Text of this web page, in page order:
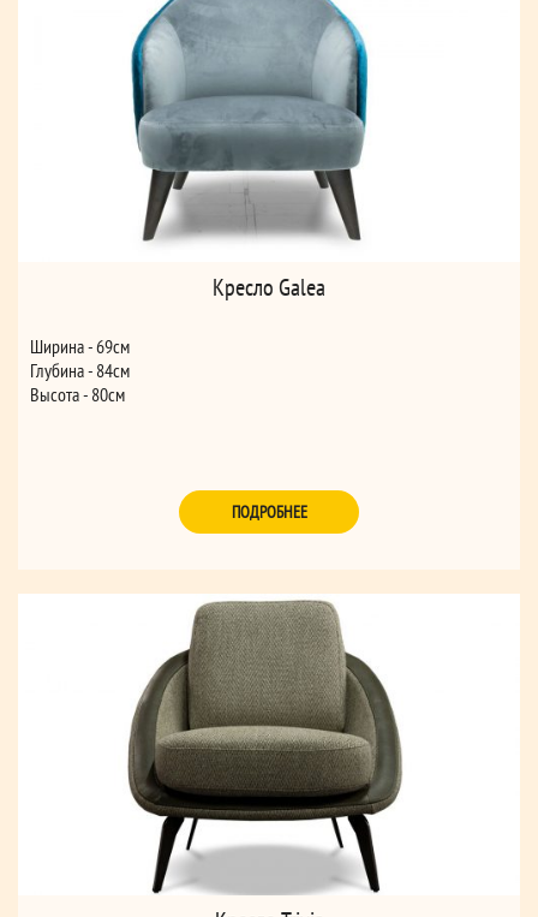
Кресло Galea
Ширина - 69см
Глубина - 84см
Высота - 80см
ПОДРОБНЕЕ